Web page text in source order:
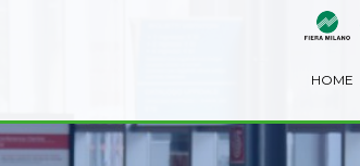
HOME